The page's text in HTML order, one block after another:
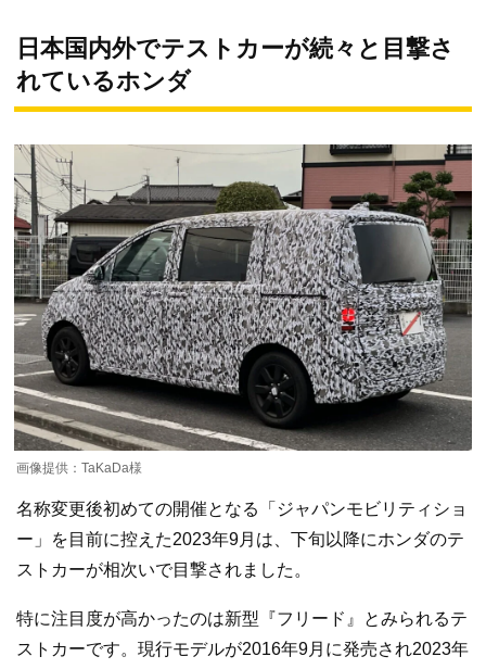
日本国内外でテストカーが続々と目撃さ
れているホンダ
画像提供：TaKaDa様
名称変更後初めての開催となる「ジャパンモビリティショ
ー」を目前に控えた2023年9月は、下旬以降にホンダのテ
ストカーが相次いで目撃されました。
特に注目度が高かったのは新型『フリード』とみられるテ
ストカーです。現行モデルが2016年9月に発売され2023年